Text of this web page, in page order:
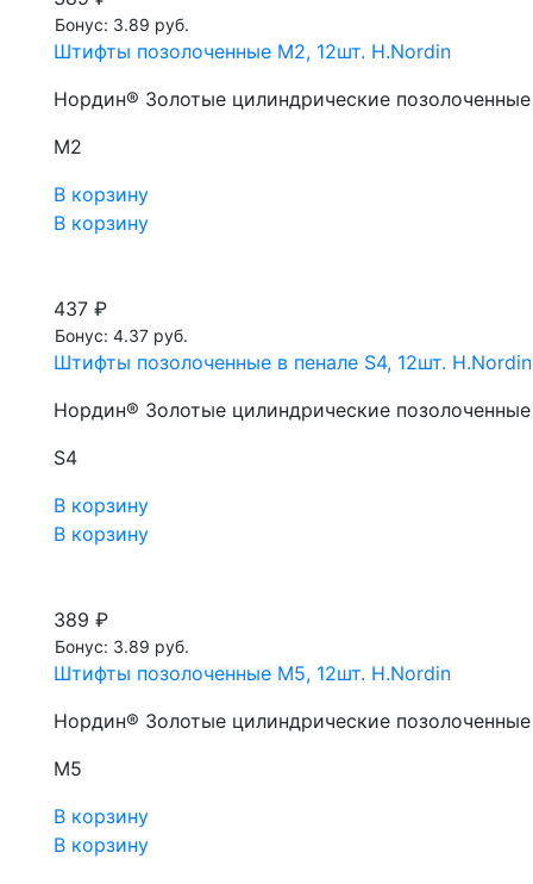
Бонус: 3.89 руб.
Штифты позолоченные М2, 12шт. H.Nordin
Нордин® Золотые цилиндрические
М2
В корзину
В корзину
437 ₽
Бонус: 4.37 руб.
Штифты позолоченные в пенале S4, 12шт. H.Nordin
Нордин® Золотые цилиндрические
S4
В корзину
В корзину
389 ₽
Бонус: 3.89 руб.
Штифты позолоченные М5, 12шт. H.Nordin
Нордин® Золотые цилиндрические
М5
В корзину
В корзину